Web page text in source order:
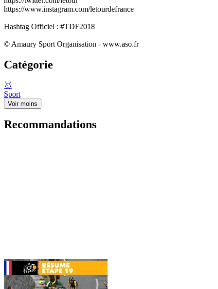
https://www.instagram.com/letourdefrance
Hashtag Officiel : #TDF2018
© Amaury Sport Organisation - www.aso.fr
Catégorie
🥇
Sport
Voir moins
Recommandations